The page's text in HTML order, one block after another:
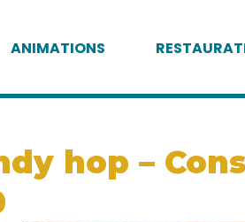
ANIMATIONS
hop –